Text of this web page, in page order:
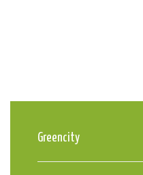
Greencity